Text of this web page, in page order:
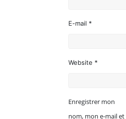
E-mail *
Website *
Enregistrer mon
nom, mon e-mail et